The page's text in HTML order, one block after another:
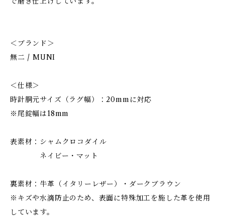
＜ブランド＞
無二 / MUNI
＜仕様＞
時計胴元サイズ（ラグ幅）：20mmに対応
※尾錠幅は18mm
表素材：シャムクロコダイル
ネイビー・マット
裏素材：牛革（イタリーレザー）・ダークブラウン
※キズや水滴防止のため、表面に特殊加工を施した革を使用
しています。